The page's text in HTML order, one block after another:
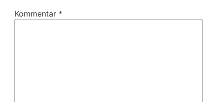
Kommentar *